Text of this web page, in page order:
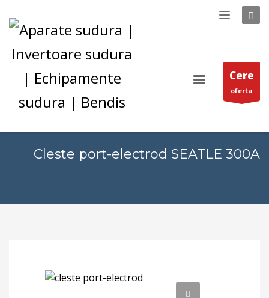
Cere
oferta
Cleste port-electrod SEATLE 300A